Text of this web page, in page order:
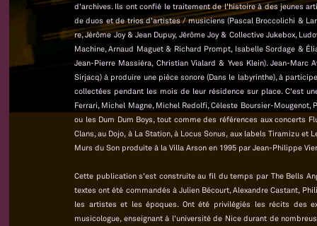
d'archives. Ils ont confié le traitement de l'histoire à des jeunes
de duos et de trios d'artistes / musiciens (Pascal Broccolichi &
re, Jérôme Joy & Jean Dupuy, Jérôme Joy & Collective Jukebox,
Machine, Arnaud Maguet & Richard Prompt, Isabelle Sordage &
Jean-Pierre Massiéra, Christian Vialard & Yves Klein). Jean-
Sirjacq) à produire une pièce sonore (Dans le labyrinthe), à
collectées pendant les mois de leur résidence sur place. C'est
Ferrari, Michel Magne, Michel Redolfi, Céleste Boursier-Mougenot,
ou les Dum Dum Boys, tout comme des références aux concerts
Clans, au Dojo, à La Station, à Locus Sonus, aux labels Tiramizu
Murs du Son produite à la Villa Arson en 1995 par Jean-Philippe
Cette publication s'est construite au fil du temps par The Bells
textes ont été commandés à Julien Bécourt, Alexandre Castant,
les artistes et les époques. Ont été privilégiés les récits des
musicologue, enseignant à l'université de Nice durant de